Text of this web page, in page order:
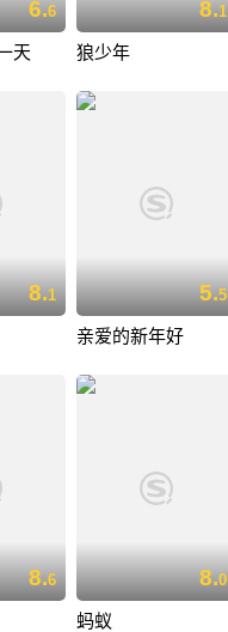
6.6
天
8.1
狼少年
8.1 5.5
亲爱的新年好
8.6 8.0
蚂蚁